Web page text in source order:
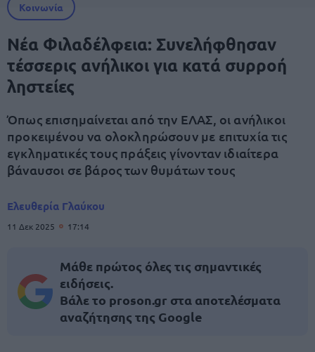
Κοινωνία
Νέα Φιλαδέλφεια: Συνελήφθησαν
τέσσερις ανήλικοι για κατά συρροή
ληστείες
Όπως επισημαίνεται από την ΕΛΑΣ, οι ανήλικοι
προκειμένου να ολοκληρώσουν με επιτυχία τις
εγκληματικές τους πράξεις γίνονταν ιδιαίτερα
βάναυσοι σε βάρος των θυμάτων τους
Ελευθερία Γλαύκου
11 Δεκ 2025 17:14
Μάθε πρώτος όλες τις σημαντικές
ειδήσεις.
Βάλε το proson.gr στα αποτελέσματα
αναζήτησης της Google